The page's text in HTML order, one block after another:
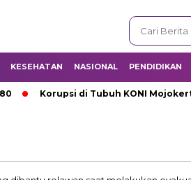
KESEHATAN NASIONAL PENDIDIKAN
Korupsi di Tubuh KONI Mojokerto